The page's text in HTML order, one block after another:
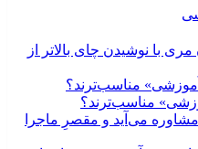
با نوشیدن چای بالاتر از
مناسب‌ترند؟